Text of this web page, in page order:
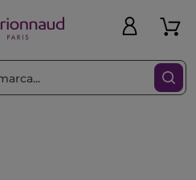
Filtra